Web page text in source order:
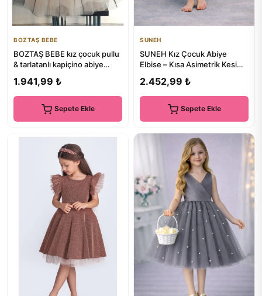
BOZTAŞ BEBE
BOZTAŞ BEBE kız çocuk pullu
& tarlatanlı kapiçino abiye
1.941,99 ₺
Sepete Ekle
SUNEH
SUNEH Kız Çocuk Abiye
Elbise – Kısa Asimetrik Kesim,
2.452,99 ₺
Sepete Ekle